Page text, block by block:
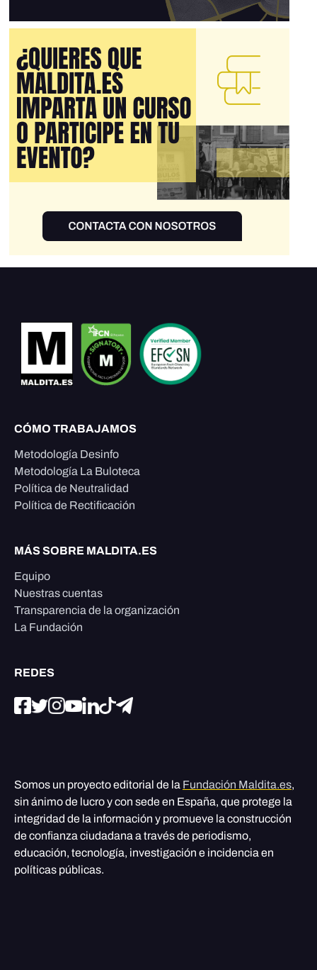
CÓMO TRABAJAMOS
Metodología Desinfo
Metodología La Buloteca
Política de Neutralidad
Política de Rectificación
MÁS SOBRE MALDITA.ES
Equipo
Nuestras cuentas
Transparencia de la organización
La Fundación
REDES
Somos un proyecto editorial de la Fundación Maldita.es,
sin ánimo de lucro y con sede en España, que protege la
integridad de la información y promueve la construcción
de confianza ciudadana a través de periodismo,
educación, tecnología, investigación e incidencia en
políticas públicas.